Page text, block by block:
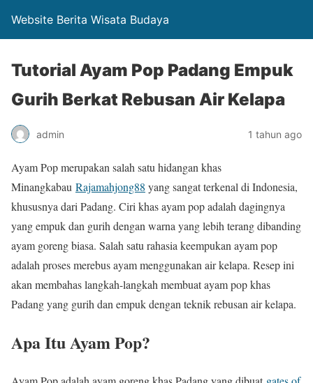
Website Berita Wisata Budaya
Tutorial Ayam Pop Padang Empuk
Gurih Berkat Rebusan Air Kelapa
admin 1 tahun ago
Ayam Pop merupakan salah satu hidangan khas
Minangkabau Rajamahjong88 yang sangat terkenal di Indonesia,
khususnya dari Padang. Ciri khas ayam pop adalah dagingnya
yang empuk dan gurih dengan warna yang lebih terang dibanding
ayam goreng biasa. Salah satu rahasia keempukan ayam pop
adalah proses merebus ayam menggunakan air kelapa. Resep ini
akan membahas langkah-langkah membuat ayam pop khas
Padang yang gurih dan empuk dengan teknik rebusan air kelapa.
Apa Itu Ayam Pop?